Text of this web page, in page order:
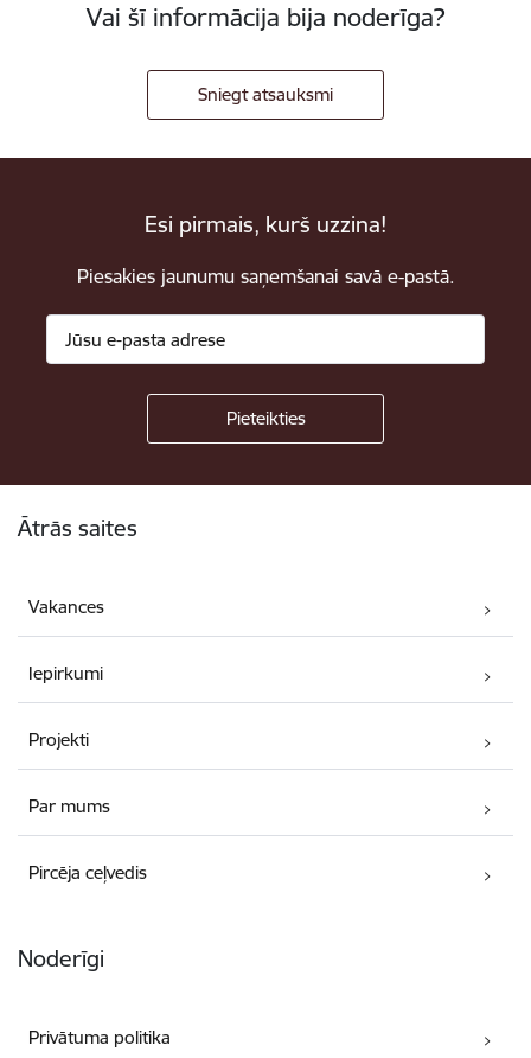
Vai šī informācija bija noderīga?
Sniegt atsauksmi
Esi pirmais, kurš uzzina!
Piesakies jaunumu saņemšanai savā e-pastā.
Ātrās saites
Vakances
Iepirkumi
Projekti
Par mums
Pircēja ceļvedis
Noderīgi
Privātuma politika